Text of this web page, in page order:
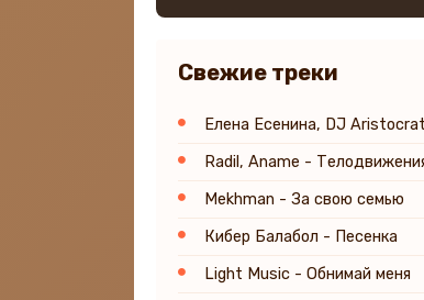
Свежие треки
Radil, Aname -
Mekhman - За свою семью
Кибер Балабол - Песенка
Light Music - Обнимай меня